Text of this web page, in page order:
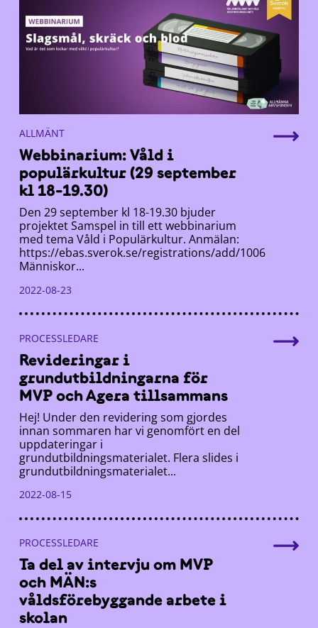
ALLMÄNT
Webbinarium: Våld i
populärkultur (29 september
kl 18-19.30)
Den 29 september kl 18-19.30 bjuder
projektet Samspel in till ett webbinarium
med tema Våld i Populärkultur. Anmälan:
https://ebas.sverok.se/registrations/add/1006
Människor...
2022-08-23
PROCESSLEDARE
Revideringar i
grundutbildningarna för
MVP och Agera tillsammans
Hej! Under den revidering som gjordes
innan sommaren har vi genomfört en del
uppdateringar i
grundutbildningsmaterialet. Flera slides i
grundutbildningsmaterialet...
2022-08-15
PROCESSLEDARE
Ta del av intervju om MVP
och MÄN:s
våldsförebyggande arbete i
skolan